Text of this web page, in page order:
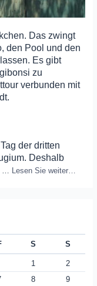
Das zwingt
den Pool und den
Es gibt
zu
verbunden mit
der dritten
Deshalb
Lesen Sie weiter…
S S
1
2
8
9